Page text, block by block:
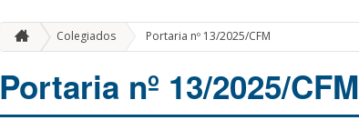
Colegiados Portaria nº 13/2025/CFM
Portaria nº 13/2025/CFM